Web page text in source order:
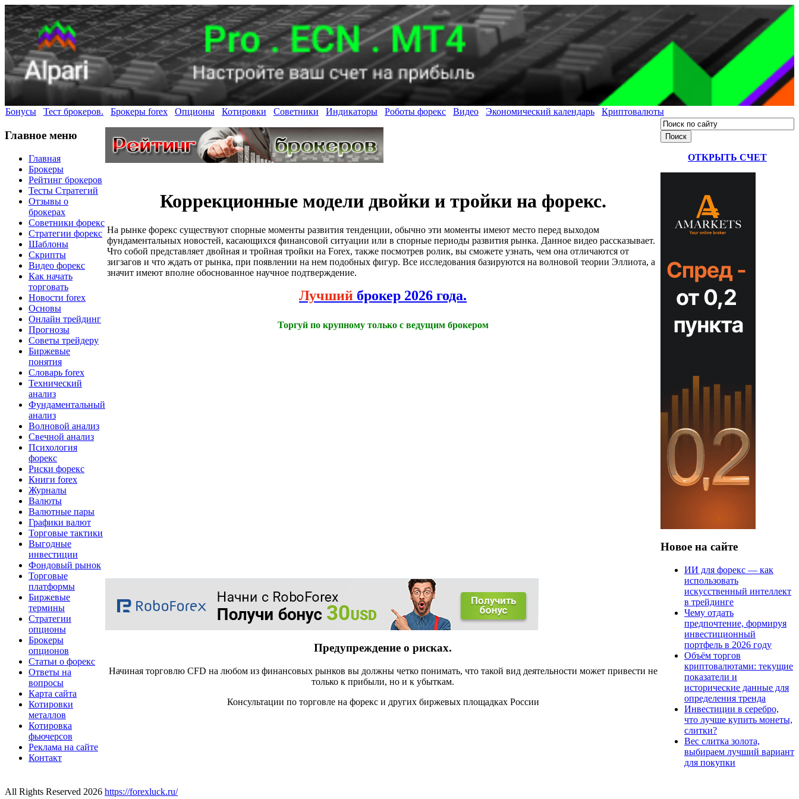
Бонусы Тест брокеров. Брокеры forex Опционы Котировки Советники Индикаторы Роботы форекс Видео Экономический календарь Криптовалюты
Главное меню
Главная
Брокеры
Рейтинг брокеров
Тесты Стратегий
Отзывы о
брокерах
Советники форекс
Стратегии форекс
Шаблоны
Скрипты
Видео форекс
Как начать
торговать
Новости forex
Основы
Онлайн трейдинг
Прогнозы
Советы трейдеру
Биржевые
понятия
Словарь forex
Технический
анализ
Фундаментальный
анализ
Волновой анализ
Свечной анализ
Психология
форекс
Риски форекс
Книги forex
Журналы
Валюты
Валютные пары
Графики валют
Торговые тактики
Выгодные
инвестиции
Фондовый рынок
Торговые
платформы
Биржевые
термины
Стратегии
опционы
Брокеры
опционов
Статьи о форекс
Ответы на
вопросы
Карта сайта
Котировки
металлов
Котировка
фьючерсов
Реклама на сайте
Контакт
Коррекционные модели двойки и тройки на форекс.
На рынке форекс существуют спорные моменты развития тенденции, обычно эти моменты имеют место перед выходом
фундаментальных новостей, касающихся финансовой ситуации или в спорные периоды развития рынка. Данное видео рассказывает.
Что собой представляет двойная и тройная тройки на Forex, также посмотрев ролик, вы сможете узнать, чем она отличаются от
зигзагов и что ждать от рынка, при появлении на нем подобных фигур. Все исследования базируются на волновой теории Эллиота, а
значит имеют вполне обоснованное научное подтверждение.
Лучший брокер 2026 года.
Торгуй по крупному только с ведущим брокером
Предупреждение о рисках.
Начиная торговлю CFD на любом из финансовых рынков вы должны четко понимать, что такой вид деятельности может привести не
только к прибыли, но и к убыткам.
Консультации по торговле на форекс и других биржевых площадках России
ОТКРЫТЬ СЧЕТ
Новое на сайте
ИИ для форекс — как
использовать
искусственный интеллект
в трейдинге
Чему отдать
предпочтение, формируя
инвестиционный
портфель в 2026 году
Объём торгов
криптовалютами: текущие
показатели и
исторические данные для
определения тренда
Инвестиции в серебро,
что лучше купить монеты,
слитки?
Вес слитка золота,
выбираем лучший вариант
для покупки
All Rights Reserved 2026 https://forexluck.ru/